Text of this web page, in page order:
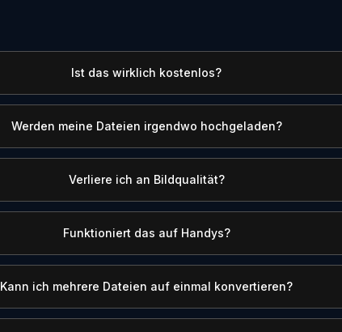
Ist das wirklich kostenlos?
Werden meine Dateien irgendwo hochgeladen?
Verliere ich an Bildqualität?
Funktioniert das auf Handys?
Kann ich mehrere Dateien auf einmal konvertieren?